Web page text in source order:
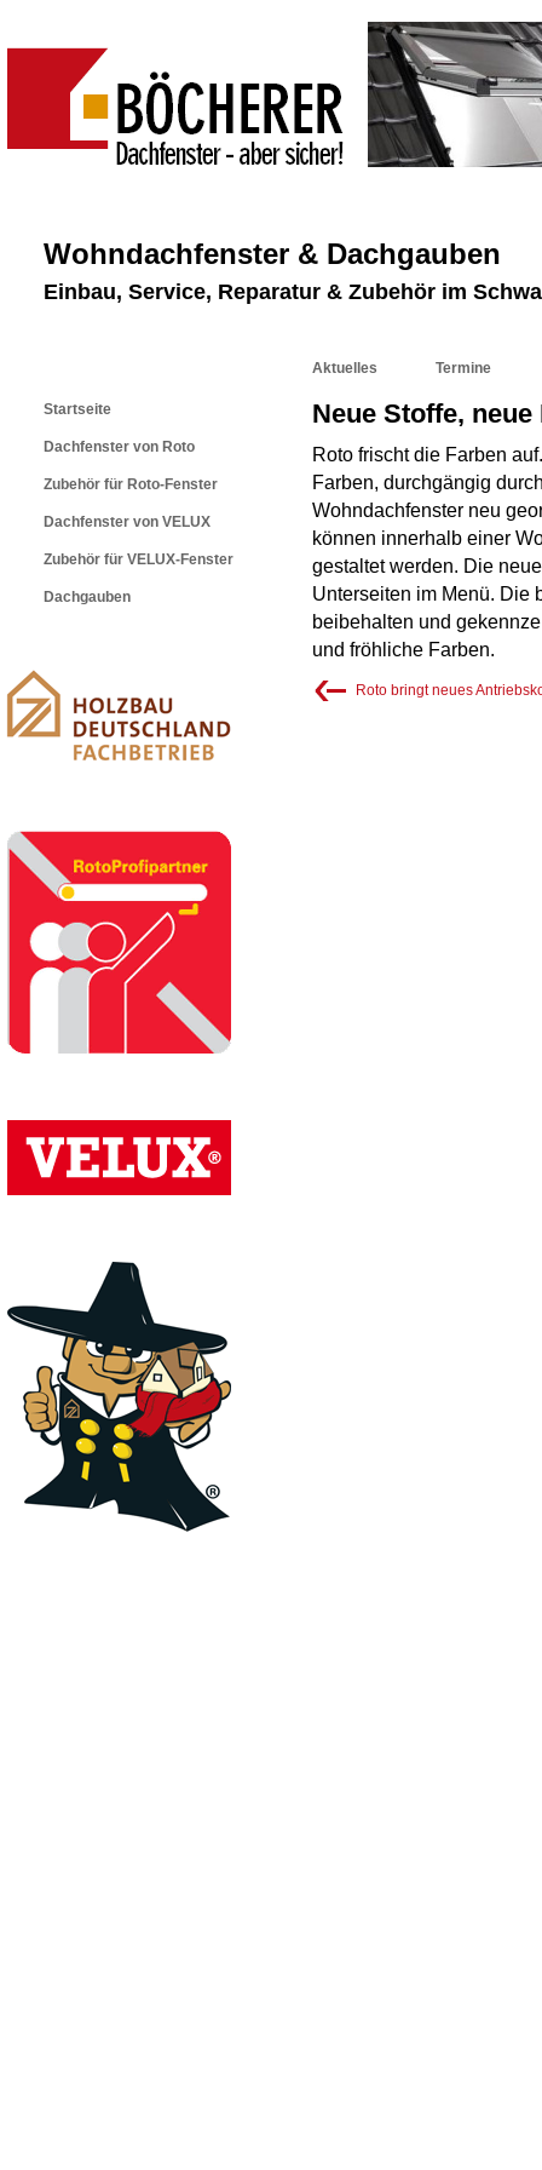
Wohndachfenster & Dachgauben
Einbau, Service, Reparatur & Zubehör im
Startseite
Dachfenster von Roto
Zubehör für Roto-Fenster
Dachfenster von VELUX
Zubehör für VELUX-Fenster
Dachgauben
Aktuelles Termine
Neue Stoffe,
Roto frischt die Farben
Farben, durchgängig
Wohndachfenster neu
können innerhalb einer
gestaltet werden. Die
Unterseiten im Menü. Die
beibehalten und
und fröhliche Farben.
Roto bringt neues